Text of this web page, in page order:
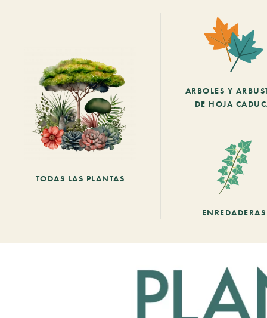
TODAS LAS PLANTAS
ARBOLES Y
DE HOJA
ENREDADERAS